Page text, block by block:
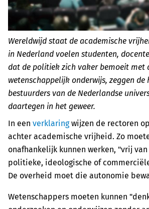
Wereldwijd staat de academische
in Nederland voelen studenten,
dat de politiek zich vaker bemoeit met
wetenschappelijk onderwijs, zeggen de
bestuurders van de Nederlandse
daartegen in het geweer.
In een verklaringwijzen de rectoren
achter academische vrijheid. Zo
onafhankelijk kunnen werken, "vrij
politieke, ideologische of
De overheid moet die autonomie
Wetenschappers moeten kunnen